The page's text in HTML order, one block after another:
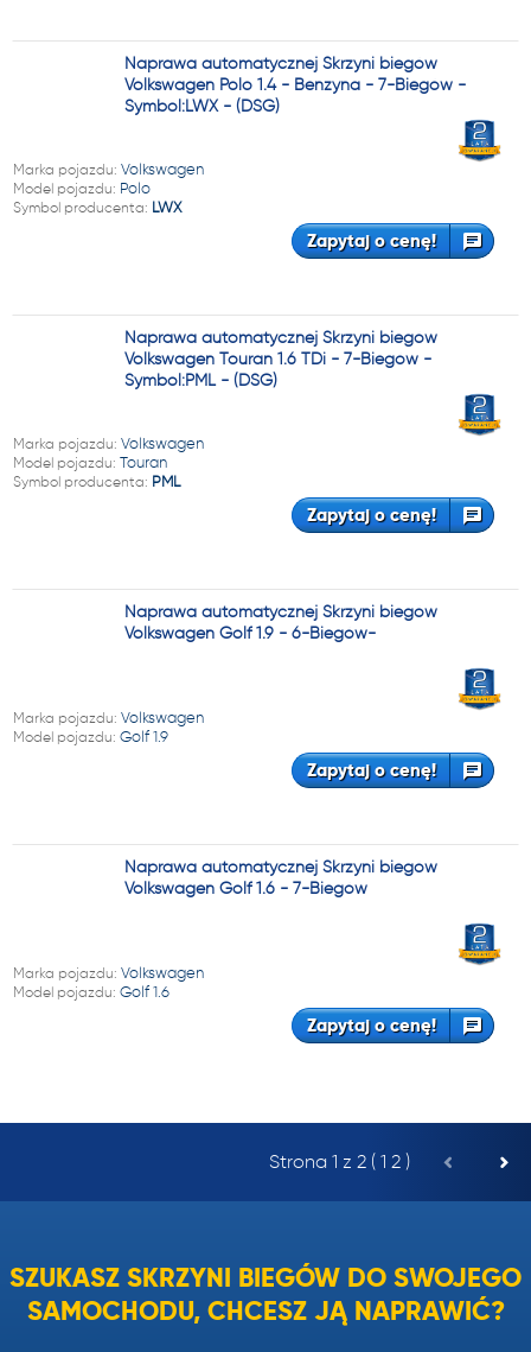
Naprawa automatycznej Skrzyni biegów
Volkswagen Polo 1.4 - Benzyna - 7-Biegów -
Symbol:LWX - (DSG)
Marka pojazdu: Volkswagen
Model pojazdu: Polo
Symbol producenta: LWX
Zapytaj o cenę!
Naprawa automatycznej Skrzyni biegów
Volkswagen Touran 1.6 TDi - 7-Biegów -
Symbol:PML - (DSG)
Marka pojazdu: Volkswagen
Model pojazdu: Touran
Symbol producenta: PML
Zapytaj o cenę!
Naprawa automatycznej Skrzyni biegów
Volkswagen Golf 1.9 - 6-Biegów-
Marka pojazdu: Volkswagen
Model pojazdu: Golf 1.9
Zapytaj o cenę!
Naprawa automatycznej Skrzyni biegów
Volkswagen Golf 1.6 - 7-Biegów
Marka pojazdu: Volkswagen
Model pojazdu: Golf 1.6
Zapytaj o cenę!
Strona 1 z 2 ( 1 2 )
SZUKASZ SKRZYNI BIEGÓW DO SWOJEGO
SAMOCHODU, CHCESZ JĄ NAPRAWIĆ?